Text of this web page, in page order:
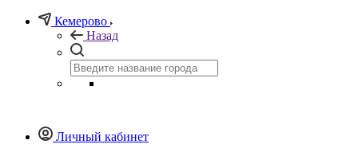
Кемерово
Назад
Личный кабинет